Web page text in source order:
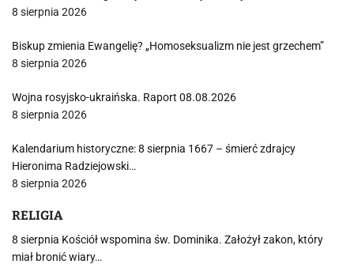
8 sierpnia 2026
Biskup zmienia Ewangelię? „Homoseksualizm nie jest grzechem”
8 sierpnia 2026
Wojna rosyjsko-ukraińska. Raport 08.08.2026
8 sierpnia 2026
Kalendarium historyczne: 8 sierpnia 1667 – śmierć zdrajcy
Hieronima Radziejowski…
8 sierpnia 2026
RELIGIA
8 sierpnia Kościół wspomina św. Dominika. Założył zakon, który
miał bronić wiary…